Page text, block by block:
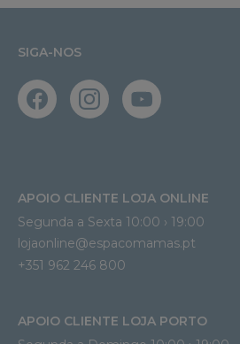
SIGA-NOS
APOIO CLIENTE LOJA ONLINE
Segunda a Sexta 10:00 › 19:00
lojaonline@espacomamas.pt
+351 962 246 800
APOIO CLIENTE LOJA PORTO